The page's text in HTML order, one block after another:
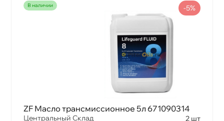
наличии
ZF Масло трансмиссионное 5л 671090314
Центральный Склад
2 шт
-5%